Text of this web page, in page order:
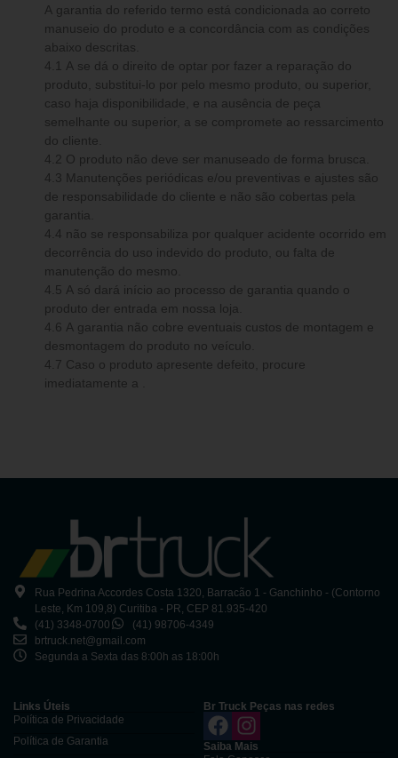
A garantia do referido termo está condicionada ao correto
manuseio do produto e a concordância com as condições
abaixo descritas.
4.1 A se dá o direito de optar por fazer a reparação do
produto, substitui-lo por pelo mesmo produto, ou superior,
caso haja disponibilidade, e na ausência de peça
semelhante ou superior, a se compromete ao ressarcimento
do cliente.
4.2 O produto não deve ser manuseado de forma brusca.
4.3 Manutenções periódicas e/ou preventivas e ajustes são
de responsabilidade do cliente e não são cobertas pela
garantia.
4.4 não se responsabiliza por qualquer acidente ocorrido em
decorrência do uso indevido do produto, ou falta de
manutenção do mesmo.
4.5 A só dará início ao processo de garantia quando o
produto der entrada em nossa loja.
4.6 A garantia não cobre eventuais custos de montagem e
desmontagem do produto no veículo.
4.7 Caso o produto apresente defeito, procure
imediatamente a .
Rua Pedrina Accordes Costa 1320, Barracão 1 - Ganchinho - (Contorno
Leste, Km 109,8) Curitiba - PR, CEP 81.935-420
(41) 3348-0700
(41) 98706-4349
brtruck.net@gmail.com
Segunda a Sexta das 8:00h as 18:00h
Links Úteis
Política de Privacidade
Política de Garantia
Br Truck Peças nas redes
Saiba Mais